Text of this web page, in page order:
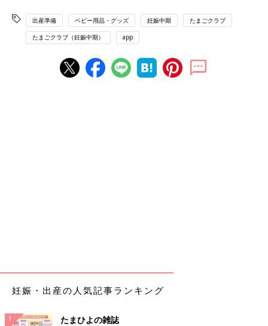
出産準備 ベビー用品・グッズ 妊娠中期 たまごクラブ
たまごクラブ（妊娠中期） app
妊娠・出産の人気記事ランキング
たまひよの雑誌